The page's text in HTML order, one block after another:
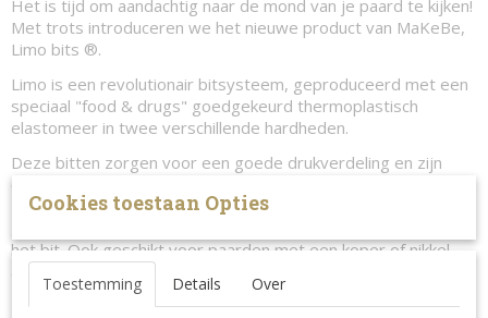
Het is tijd om aandachtig naar de mond van je paard te kijken!
Met trots introduceren we het nieuwe product van MaKeBe,
Limo bits ®.
Limo is een revolutionair bitsysteem, geproduceerd met een
speciaal "food & drugs" goedgekeurd thermoplastisch
elastomeer in twee verschillende hardheden.
Deze bitten zorgen voor een goede drukverdeling en zijn
ontworpen met het oog op comfort voor het paard.
De Limo bitten zijn zeer geschikt voor paarden met een
het bit. Ook geschikt voor paarden met een koper of nikkel
allergie omdat de bitringen de mondhoeken niet aanraken.
Een ander voordeel van deze bitten is het iets uitstaande
Cookies toestaan Opties
Toestemming Details Over